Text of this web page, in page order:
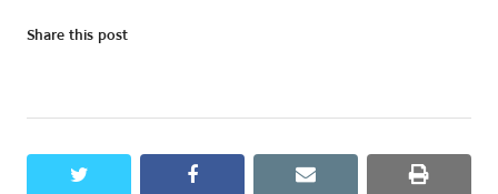
Share this post
twitter facebook email print